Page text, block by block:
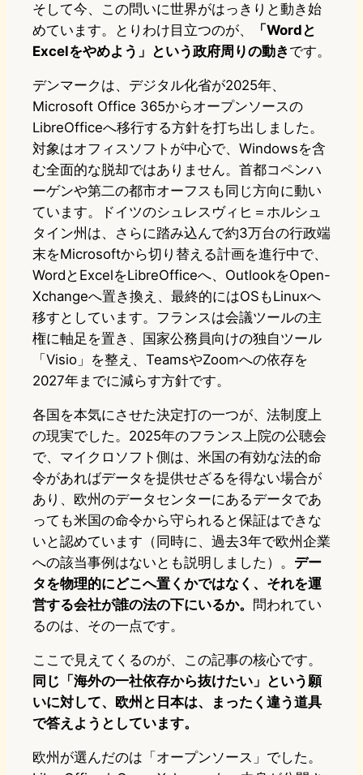
そして今、この問いに世界がはっきりと動き始
めています。とりわけ目立つのが、
「Wordと
Excelをやめよう」という政府周りの動き です。
デンマークは、デジタル化省が2025年、
Microsoft Office 365からオープンソースの
LibreOfficeへ移行する方針を打ち出しました。
対象はオフィスソフトが中心で、Windowsを含
む全面的な脱却ではありません。首都コペンハ
ーゲンや第二の都市オーフスも同じ方向に動い
ています。ドイツのシュレスヴィヒ＝ホルシュ
タイン州は、さらに踏み込んで約3万台の行政端
末をMicrosoftから切り替える計画を進行中で、
WordとExcelをLibreOfficeへ、OutlookをOpen-
Xchangeへ置き換え、最終的にはOSもLinuxへ
移すとしています。フランスは会議ツールの主
権に軸足を置き、国家公務員向けの独自ツール
「Visio」を整え、TeamsやZoomへの依存を
2027年までに減らす方針です。
各国を本気にさせた決定打の一つが、法制度上
の現実でした。2025年のフランス上院の公聴会
で、マイクロソフト側は、米国の有効な法的命
令があればデータを提供せざるを得ない場合が
あり、欧州のデータセンターにあるデータであ
っても米国の命令から守られると保証はできな
いと認めています（同時に、過去3年で欧州企業
への該当事例はないとも説明しました）。 デー
タを物理的にどこへ置くかではなく、それを運
営する会社が誰の法の下にいるか。 問われてい
るのは、その一点です。
ここで見えてくるのが、この記事の核心です。
同じ「海外の一社依存から抜けたい」という願
いに対して、欧州と日本は、まったく違う道具
で答えようとしています。
欧州が選んだのは「オープンソース」でした。